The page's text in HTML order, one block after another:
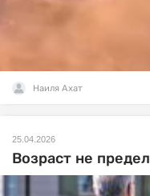
Наиля Ахат
25.04.2026
Возраст не предел